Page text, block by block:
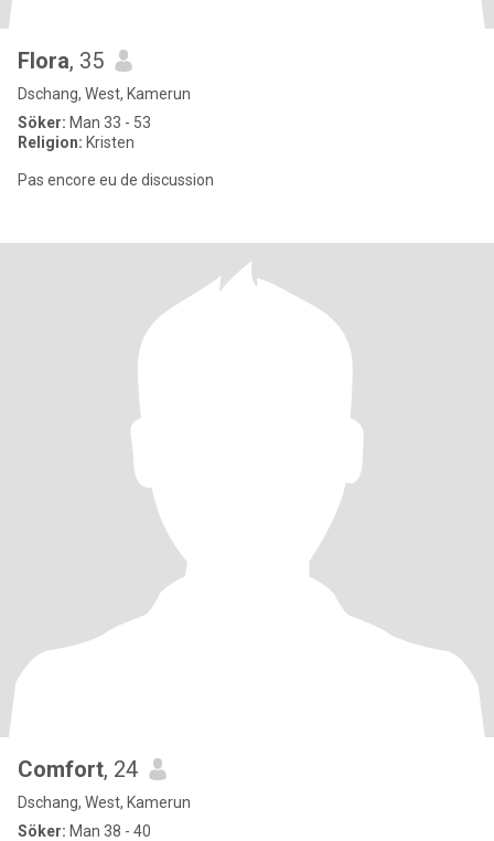
Flora, 35
Dschang, West, Kamerun
Söker: Man 33 - 53
Religion: Kristen
Pas encore eu de discussion
Comfort, 24
Dschang, West, Kamerun
Söker: Man 38 - 40